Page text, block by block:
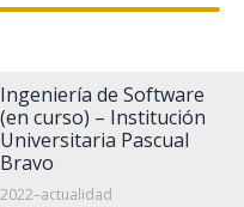
Ingeniería de Software
(en curso) – Institución
Universitaria Pascual
Bravo
2022–actualidad